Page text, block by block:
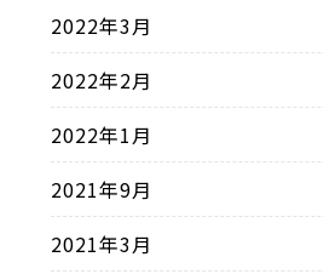
2022年3月
2022年2月
2022年1月
2021年9月
2021年3月